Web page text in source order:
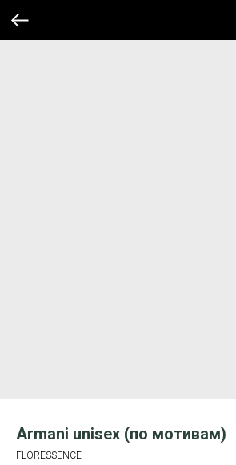
Armani unisex (по мотивам)
FLORESSENCE